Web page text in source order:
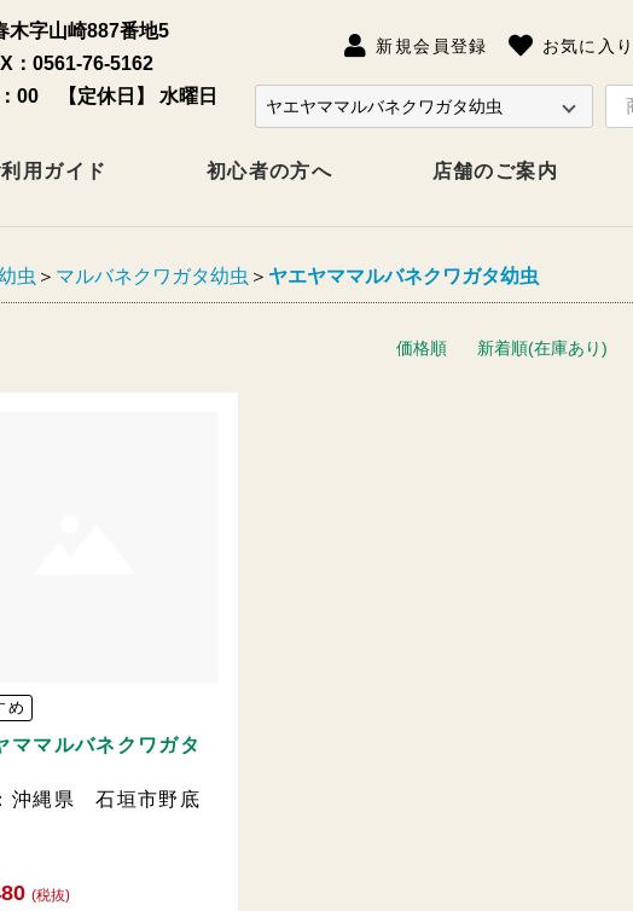
木字山崎887番地5
0561-76-5162
00 【定休日】 水曜日
新規会員登録 お気に入り
用ガイド 初心者の方へ 店舗のご案内
虫 ＞ マルバネクワガタ幼虫 ＞ ヤエヤママルバネクワガタ幼虫
価格順 新着順(在庫あり)
め
ママルバネクワガタ
沖縄県 石垣市野底
(税抜)